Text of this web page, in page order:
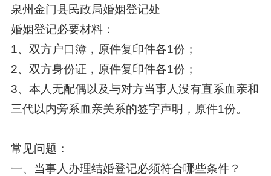
泉州金门县民政局婚姻登记处
婚姻登记必要材料：
1、双方户口簿，原件复印件各1份；
2、双方身份证，原件复印件各1份；
3、本人无配偶以及与对方当事人没有直系血亲和
三代以内旁系血亲关系的签字声明，原件1份。
常见问题：
一、当事人办理结婚登记必须符合哪些条件？